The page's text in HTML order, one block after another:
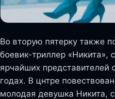
Во вторую пятерку также
боевик-триллер «Никита»,
ярчайших представителей
годах. В цнтре
молодая девушка Никита,